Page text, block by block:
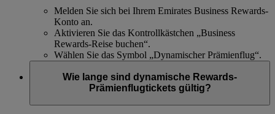
Melden Sie sich bei Ihrem Emirates Business Rewards-
Konto an.
Aktivieren Sie das Kontrollkästchen „Business
Rewards-Reise buchen“.
Wählen Sie das Symbol „Dynamischer Prämienflug“.
Wie lange sind dynamische Rewards-
Prämienflugtickets gültig?